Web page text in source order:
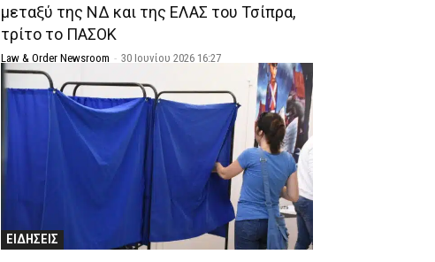
μεταξύ της ΝΔ και της ΕΛΑΣ του Τσίπρα,
τρίτο το ΠΑΣΟΚ
Law & Order Newsroom - 30 Ιουνίου 2026 16:27
ΕΙΔΗΣΕΙΣ